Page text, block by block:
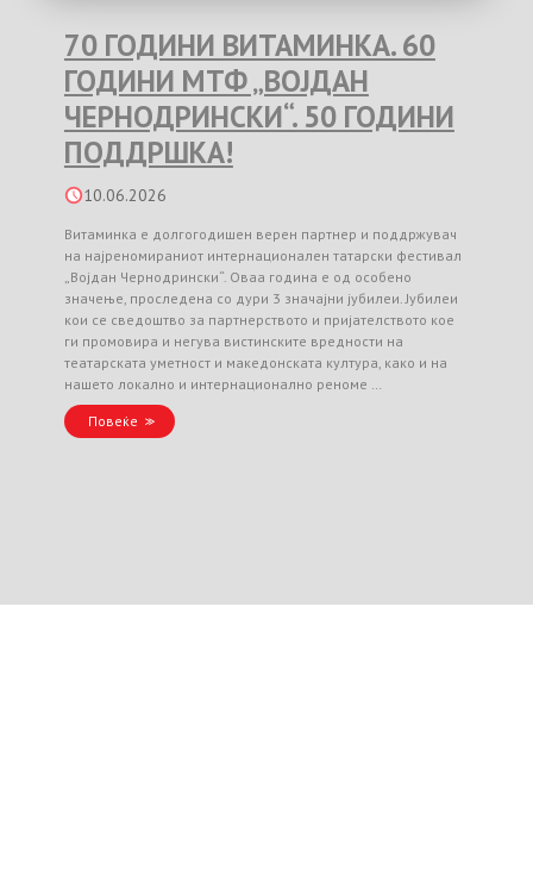
70 ГОДИНИ ВИТАМИНКА. 60
ГОДИНИ МТФ „ВОЈДАН
ЧЕРНОДРИНСКИ“. 50 ГОДИНИ
ПОДДРШКА!
10.06.2026
Витаминка е долгогодишен верен партнер и поддржувач
на најреномираниот интернационален татарски фестивал
„Војдан Чернодрински“. Оваа година е од особено
значење, проследена со дури 3 значајни јубилеи. Јубилеи
кои се сведоштво за партнерството и пријателството кое
ги промовира и негува вистинските вредности на
театарската уметност и македонската култура, како и на
нашето локално и интернационално реноме …
Повеќе